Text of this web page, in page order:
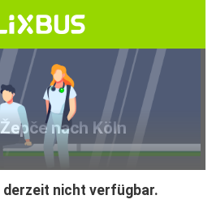
nach Köln
derzeit nicht verfügbar.